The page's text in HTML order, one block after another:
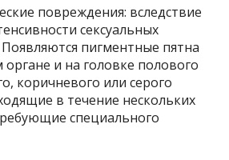
повреждения: вследствие
сексуальных
пигментные пятна
и на головке полового
коричневого или серого
в течение нескольких
специального